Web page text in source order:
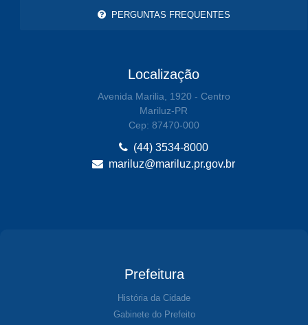
PERGUNTAS FREQUENTES
Localização
Avenida Marilia, 1920 - Centro
Mariluz-PR
Cep: 87470-000
(44) 3534-8000
mariluz@mariluz.pr.gov.br
Prefeitura
História da Cidade
Gabinete do Prefeito